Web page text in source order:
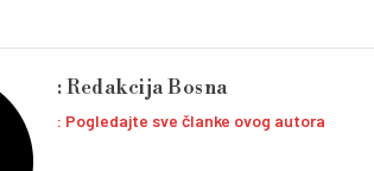
Redakcija Bosna
Pogledajte sve članke ovog autora